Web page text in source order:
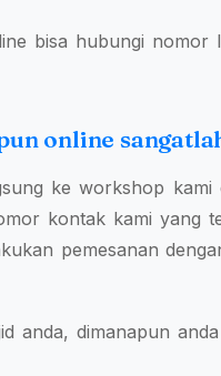
bisa hubungi nomor
online
ke workshop kami
kontak kami yang
pemesanan
anda, dimanapun